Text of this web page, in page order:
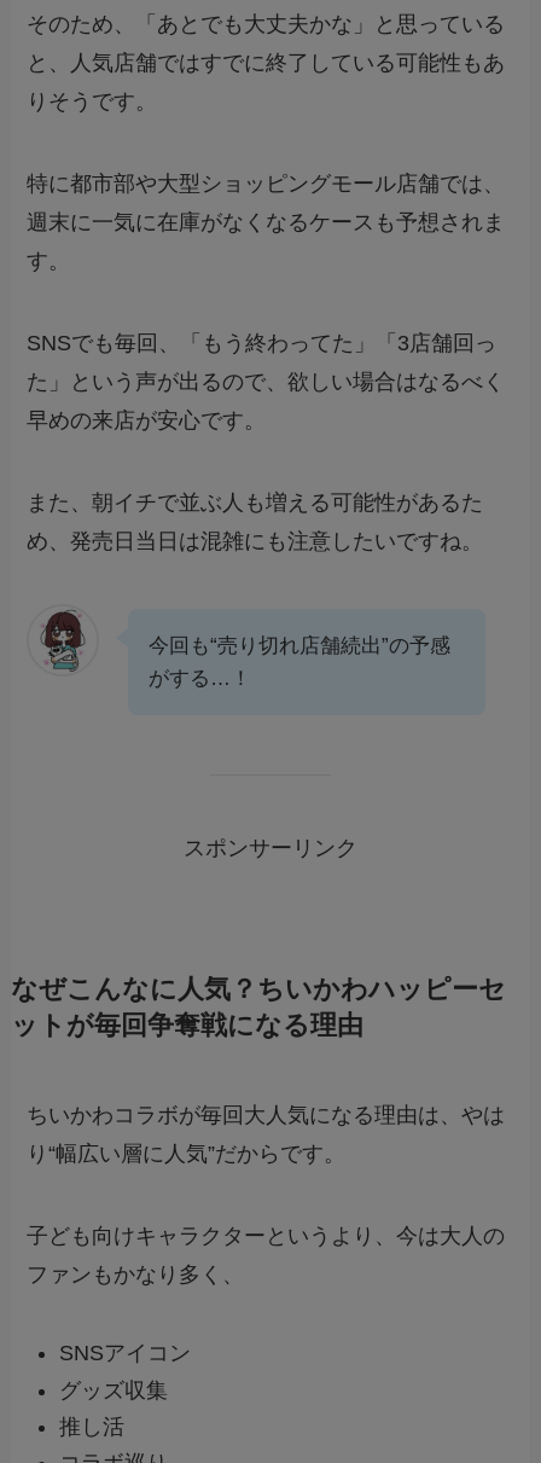
そのため、「あとでも大丈夫かな」と思っている
と、人気店舗ではすでに終了している可能性もあ
りそうです。
特に都市部や大型ショッピングモール店舗では、
週末に一気に在庫がなくなるケースも予想されま
す。
SNSでも毎回、「もう終わってた」「3店舗回っ
た」という声が出るので、欲しい場合はなるべく
早めの来店が安心です。
また、朝イチで並ぶ人も増える可能性があるた
め、発売日当日は混雑にも注意したいですね。
今回も“売り切れ店舗続出”の予感
がする…！
スポンサーリンク
なぜこんなに人気？ちいかわハッピーセ
ットが毎回争奪戦になる理由
ちいかわコラボが毎回大人気になる理由は、やは
り“幅広い層に人気”だからです。
子ども向けキャラクターというより、今は大人の
ファンもかなり多く、
SNSアイコン
グッズ収集
推し活